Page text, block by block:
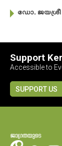
ഡോ.
Support
Accessible to
SUPPORT US